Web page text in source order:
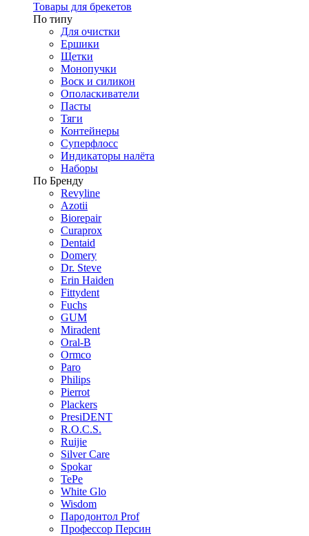
Товары для брекетов
По типу
Для очистки
Ершики
Щетки
Монопучки
Воск и силикон
Ополаскиватели
Пасты
Тяги
Контейнеры
Суперфлосс
Индикаторы налёта
Наборы
По Бренду
Revyline
Azotii
Biorepair
Curaprox
Dentaid
Domery
Dr. Steve
Erin Haiden
Fittydent
Fuchs
GUM
Miradent
Oral-B
Ormco
Paro
Philips
Pierrot
Plackers
PresiDENT
R.O.C.S.
Ruijie
Silver Care
Spokar
TePe
White Glo
Wisdom
Пародонтол Prof
Профессор Персин